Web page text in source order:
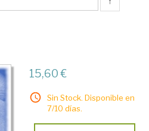
15,60 €
Sin Stock. Disponible en
7/10 días.